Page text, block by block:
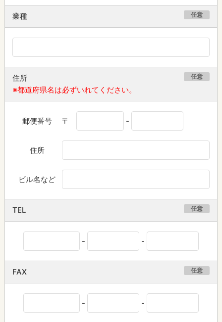
業種 任意
住所 任意
※都道府県名は必ずいれてください。
郵便番号 〒 -
住所
ビル名など
TEL 任意
- -
FAX 任意
- -